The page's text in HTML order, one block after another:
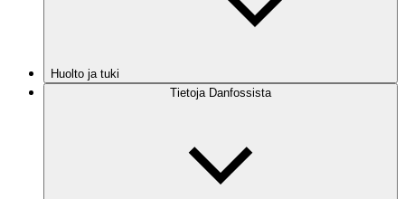
Huolto ja tuki
Tietoja Danfossista